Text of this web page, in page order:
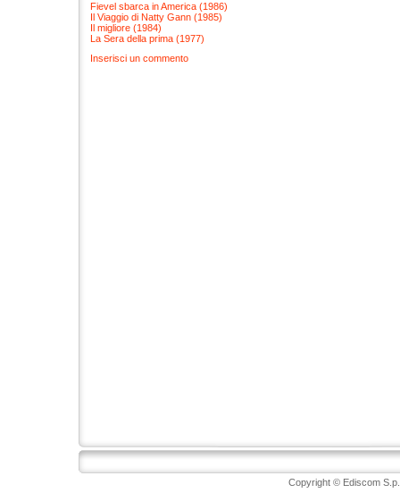
Fievel sbarca in America (1986)
Il Viaggio di Natty Gann (1985)
Il migliore (1984)
La Sera della prima (1977)
Inserisci un commento
Copyright © Ediscom